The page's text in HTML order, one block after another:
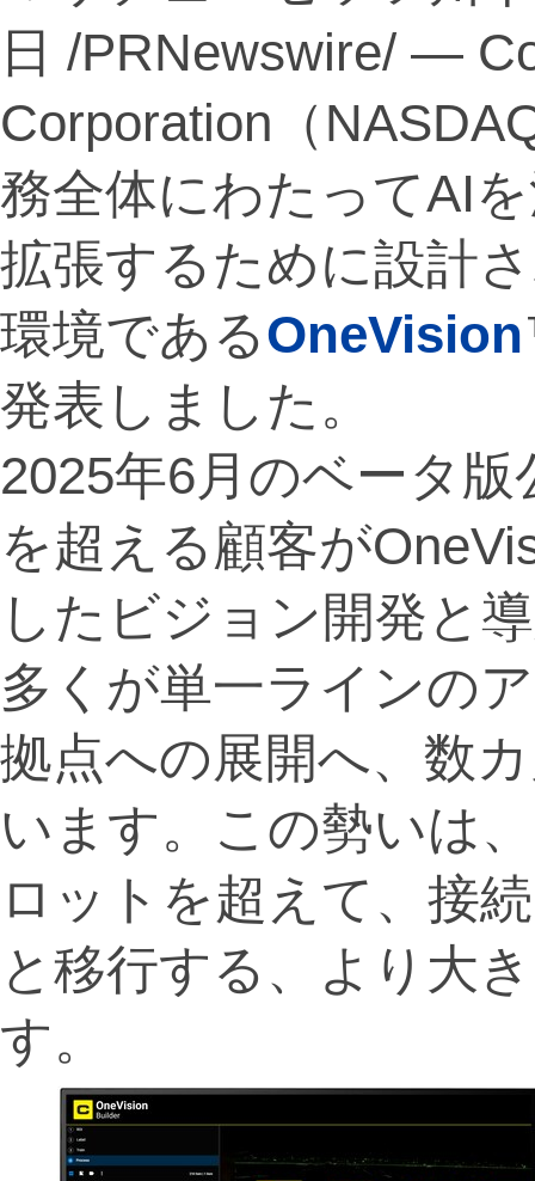
日 /PRNewswire/ —
Corporation（
務全体にわたってAI
拡張するために設計
環境であるOneVision
発表しました。
2025年6月のベータ
を超える顧客が
したビジョン開発と
多くが単一ラインの
拠点への展開へ、数
います。この勢いは
ロットを超えて、接
と移行する、より大
す。